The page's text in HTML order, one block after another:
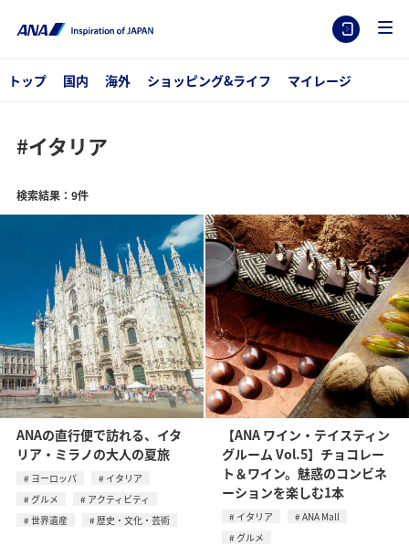
トップ 国内 海外 ショッピング&ライフ マイレージ
#イタリア
検索結果：9件
ANAの直行便で訪れる、イタ
リア・ミラノの大人の夏旅
ヨーロッパ
イタリア
グルメ
アクティビティ
世界遺産
歴史・文化・芸術
【ANA ワイン・テイスティン
グルーム Vol.5】チョコレー
ト＆ワイン。魅惑のコンビネ
ーションを楽しむ1本
イタリア
ANA Mall
グルメ